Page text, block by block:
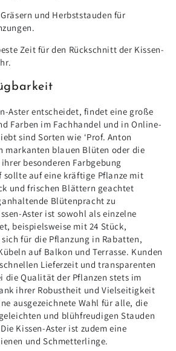
und Herbststauden für
Zeit für den Rückschnitt der Kissen-
Aster entscheidet, findet eine große
Farben im Fachhandel und in Online-
sind Sorten wie ‘Prof. Anton
markanten blauen Blüten oder die
ihrer besonderen Farbgebung
sollte auf eine kräftige Pflanze mit
und frischen Blättern geachtet
Blütenpracht zu
Aster ist sowohl als einzelne
beispielsweise mit 24 Stück,
für die Pflanzung in Rabatten,
auf Balkon und Terrasse. Kunden
Lieferzeit und transparenten
die Qualität der Pflanzen stets im
ihrer Robustheit und Vielseitigkeit
ausgezeichnete Wahl für alle, die
und blühfreudigen Stauden
Kissen-Aster ist zudem eine
und Schmetterlinge.